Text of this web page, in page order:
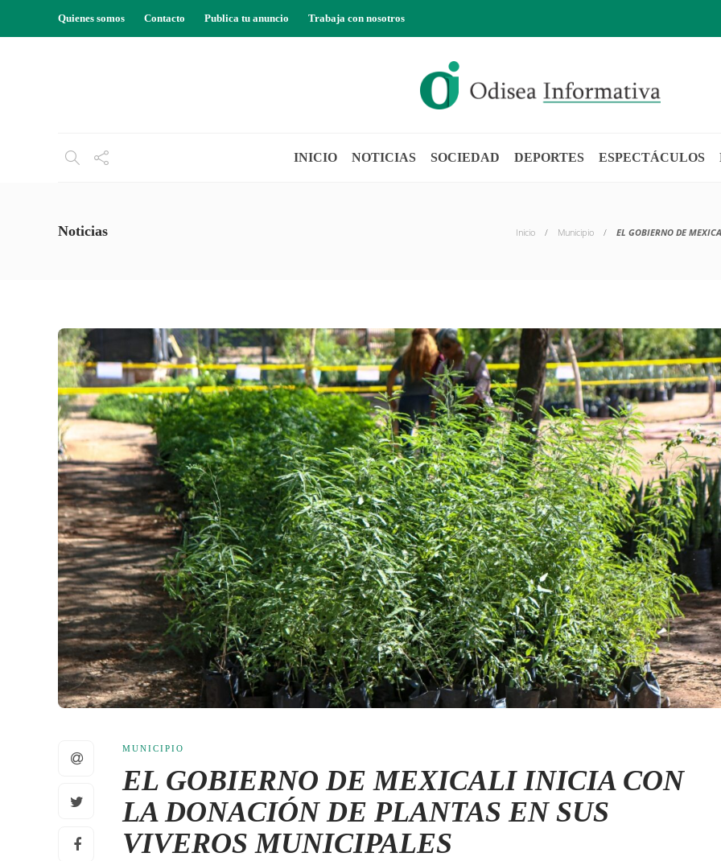
Quienes somos Contacto Publica tu anuncio Trabaja con nosotros
INICIO NOTICIAS SOCIEDAD DEPORTES ESPECTÁCULOS
Noticias Inicio Municipio EL GOBIERNO DE
MUNICIPIO
EL GOBIERNO DE MEXICALI INICIA CON
LA DONACIÓN DE PLANTAS EN SUS
VIVEROS MUNICIPALES